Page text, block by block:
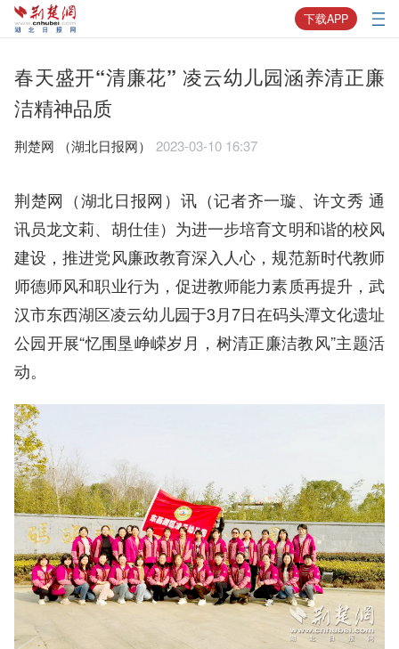
下载APP
春天盛开“清廉花” 凌云幼儿园涵养清正廉
洁精神品质
荆楚网 ​（湖北日报网） 2023-03-10 16:37
荆楚网（湖北日报网）讯（记者齐一璇、许文秀 通
讯员龙文莉、胡仕佳）为进一步培育文明和谐的校风
建设，推进党风廉政教育深入人心，规范新时代教师
师德师风和职业行为，促进教师能力素质再提升，武
汉市东西湖区凌云幼儿园于3月7日在码头潭文化遗址
公园开展“忆围垦峥嵘岁月，树清正廉洁教风”主题活
动。